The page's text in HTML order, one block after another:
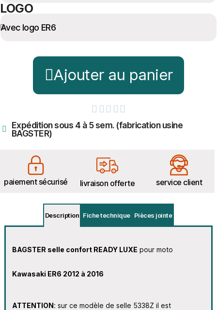
LOGO
Ajouter au panier
    
Expédition sous 4 à 5 sem. (fabrication usine
BAGSTER)
paiement sécurisé livraison offerte service client
Description Fiche technique Pièces jointe
BAGSTER selle confort READY LUXE pour moto
Kawasaki ER6 2012 à 2016
ATTENTION: sur ce modèle de selle 5338Z il est